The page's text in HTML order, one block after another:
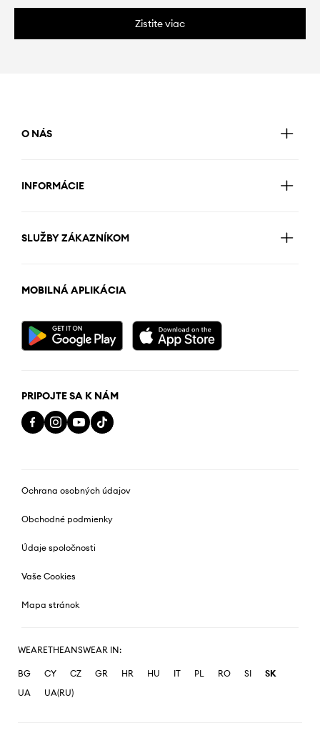
Zistite viac
O NÁS
INFORMÁCIE
SLUŽBY ZÁKAZNÍKOM
MOBILNÁ APLIKÁCIA
PRIPOJTE SA K NÁM
Ochrana osobných údajov
Obchodné podmienky
Údaje spoločnosti
Vaše Cookies
Mapa stránok
WEARETHEANSWEAR IN:
BG CY CZ GR HR HU IT PL RO SI
SK
UA
UA(RU)